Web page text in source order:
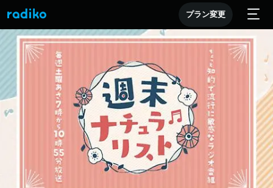
プラン変更